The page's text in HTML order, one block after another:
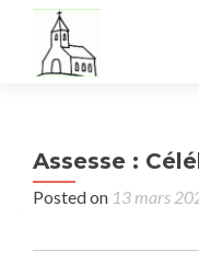
Assesse :
Posted on 13 mars